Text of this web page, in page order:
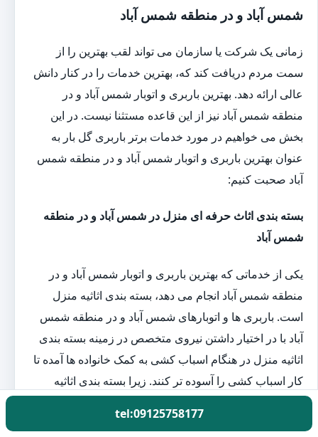
شمس آباد و در منطقه شمس آباد
زمانی یک شرکت یا سازمان می تواند لقب بهترین را از
سمت مردم دریافت کند که، بهترین خدمات را در کنار دانش
عالی ارائه دهد. بهترین باربری و اتوبار شمس آباد و در
منطقه شمس آباد نیز از این قاعده مستثنا نیست. در این
بخش می خواهیم در مورد خدمات برتر باربری گل بار به
عنوان بهترین باربری و اتوبار شمس آباد و در منطقه شمس
آباد صحبت کنیم:
بسته بندی اثاث حرفه ای منزل در شمس آباد و در منطقه
شمس آباد
یکی از خدماتی که بهترین باربری و اتوبار شمس آباد و در
منطقه شمس آباد انجام می دهد، بسته بندی اثاثیه منزل
است. باربری ها و اتوبارهای شمس آباد و در منطقه شمس
آباد با در اختیار داشتن نیروی متخصص در زمینه بسته بندی
اثاثیه منزل در هنگام اسباب کشی به کمک خانواده ها آمده تا
کار اسباب کشی را آسوده تر کنند. زیرا بسته بندی اثاثیه
tel:09125758177